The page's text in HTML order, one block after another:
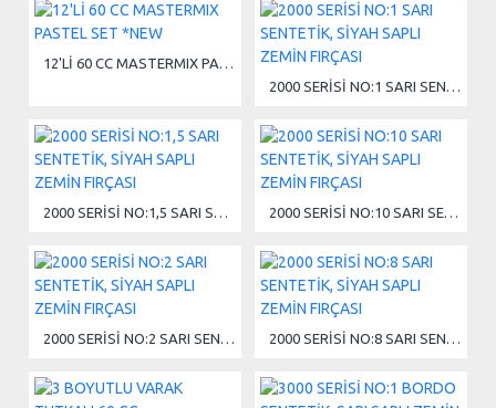
12'Lİ 60 CC MASTERMIX PASTEL SET *NEW
2000 SERİSİ NO:1 SARI SENTETİK, SİYAH SAPLI ZEMİN FIRÇASI
2000 SERİSİ NO:1,5 SARI SENTETİK, SİYAH SAPLI ZEMİN FIRÇASI 2000 SERİSİ NO:10 SARI SENTETİK, SİYAH SAPLI ZEMİN FIRÇASI
2000 SERİSİ NO:2 SARI SENTETİK, SİYAH SAPLI ZEMİN FIRÇASI 2000 SERİSİ NO:8 SARI SENTETİK, SİYAH SAPLI ZEMİN FIRÇASI